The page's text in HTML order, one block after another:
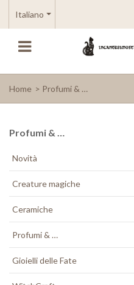
Italiano
Home > Profumi & …
Profumi & …
Novità
Creature magiche
Ceramiche
Profumi & …
Gioielli delle Fate